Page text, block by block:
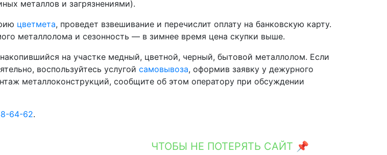
металлов и загрязнениями).
цветмета, проведет взвешивание и перечислит оплату на банковскую карту.
металлолома и сезонность — в зимнее время цена скупки выше.
на участке медный, цветной, черный, бытовой металлолом. Если
воспользуйтесь услугой самовывоза, оформив заявку у дежурного
металлоконструкций, сообщите об этом оператору при обсуждении
64-62.
ЧТОБЫ НЕ ПОТЕРЯТЬ САЙТ 📌 Ctrl+D